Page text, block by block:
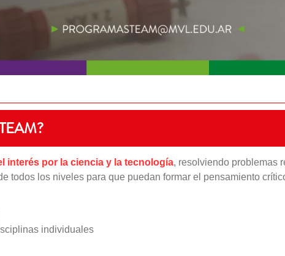
interés por la ciencia y la tecnología, resolviendo problemas
todos los niveles para que puedan formar el pensamiento
individuales